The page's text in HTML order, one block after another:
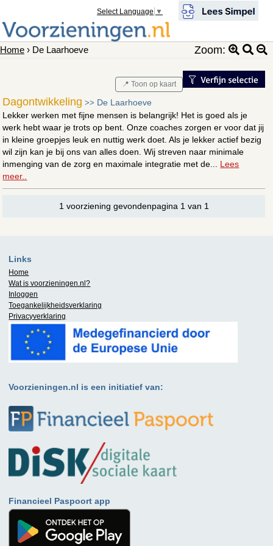
Select Language ▼
Home › De Laarhoeve Zoom:
📍 Toon op kaart
Dagontwikkeling >> De Laarhoeve
Lekker werken met fijne mensen is belangrijk! Het is goed als je
werk hebt waar je trots op bent. Onze coaches zorgen er voor dat jij
in kleine groepjes leuk en nuttig werk doet. Als je lekker actief bezig
wil zijn kan je bij ons van alles doen. Wij streven naar minimale
inmenging van de zorg en maximale integratie met de... Lees
meer..
1 voorziening gevondenpagina 1 van 1
Links
Home
Wat is voorzieningen.nl?
Inloggen
Toegankelijkheidsverklaring
Privacyverklaring
Voorzieningen.nl is een initiatief van:
Financieel Paspoort app